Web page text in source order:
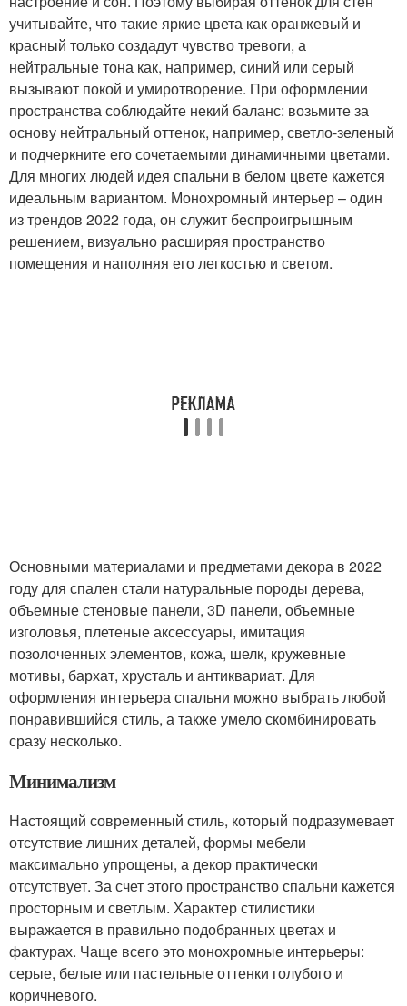
учитывайте, что такие яркие цвета как оранжевый и
красный только создадут чувство тревоги, а
нейтральные тона как, например, синий или серый
вызывают покой и умиротворение. При оформлении
пространства соблюдайте некий баланс: возьмите за
основу нейтральный оттенок, например, светло-зеленый
и подчеркните его сочетаемыми динамичными цветами.
Для многих людей идея спальни в белом цвете кажется
идеальным вариантом. Монохромный интерьер – один
из трендов 2022 года, он служит беспроигрышным
решением, визуально расширяя пространство
помещения и наполняя его легкостью и светом.
Основными материалами и предметами декора в 2022
году для спален стали натуральные породы дерева,
объемные стеновые панели, 3D панели, объемные
изголовья, плетеные аксессуары, имитация
позолоченных элементов, кожа, шелк, кружевные
мотивы, бархат, хрусталь и антиквариат. Для
оформления интерьера спальни можно выбрать любой
понравившийся стиль, а также умело скомбинировать
сразу несколько.
Минимализм
Настоящий современный стиль, который подразумевает
отсутствие лишних деталей, формы мебели
максимально упрощены, а декор практически
отсутствует. За счет этого пространство спальни кажется
просторным и светлым. Характер стилистики
выражается в правильно подобранных цветах и
фактурах. Чаще всего это монохромные интерьеры:
серые, белые или пастельные оттенки голубого и
коричневого.